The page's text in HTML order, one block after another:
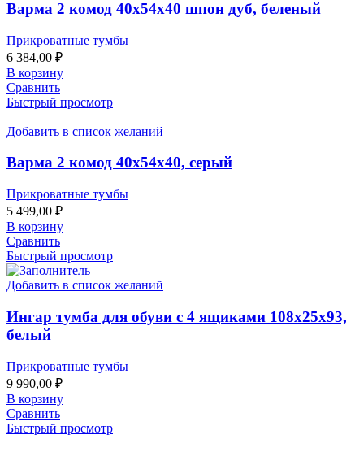
Варма 2 комод 40х54х40 шпон дуб, беленый
Прикроватные тумбы
6 384,00 ₽
В корзину
Сравнить
Быстрый просмотр
Добавить в список желаний
Варма 2 комод 40х54х40, серый
Прикроватные тумбы
5 499,00 ₽
В корзину
Сравнить
Быстрый просмотр
Добавить в список желаний
Ингар тумба для обуви с 4 ящиками 108х25х93,
белый
Прикроватные тумбы
9 990,00 ₽
В корзину
Сравнить
Быстрый просмотр